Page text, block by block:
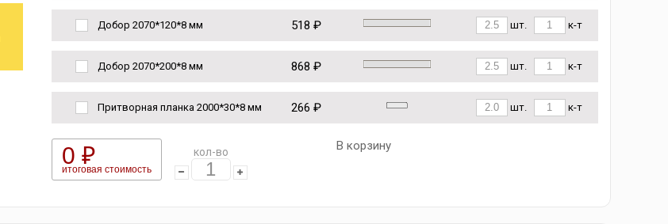
Добор 2070*120*8 мм 518 ₽ шт. к-т
Добор 2070*200*8 мм 868 ₽ шт. к-т
Притворная планка 2000*30*8 мм 266 ₽ шт. к-т
0 ₽
итоговая стоимость
кол-во В корзину